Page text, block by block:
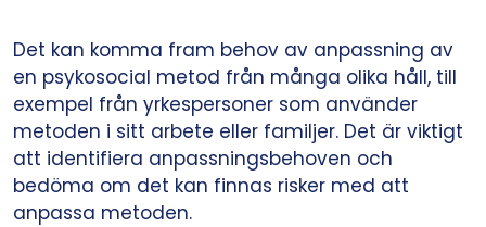
Det kan komma fram behov av anpassning av
en psykosocial metod från många olika håll, till
exempel från yrkespersoner som använder
metoden i sitt arbete eller familjer. Det är viktigt
att identifiera anpassningsbehoven och
bedöma om det kan finnas risker med att
anpassa metoden.